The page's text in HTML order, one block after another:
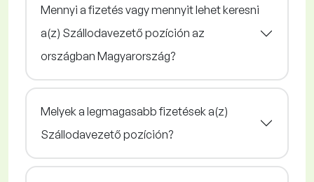
Mennyi a fizetés vagy mennyit lehet keresni
a(z) Szállodavezető pozíción az
országban Magyarország?
Melyek a legmagasabb fizetések a(z)
Szállodavezető pozíción?